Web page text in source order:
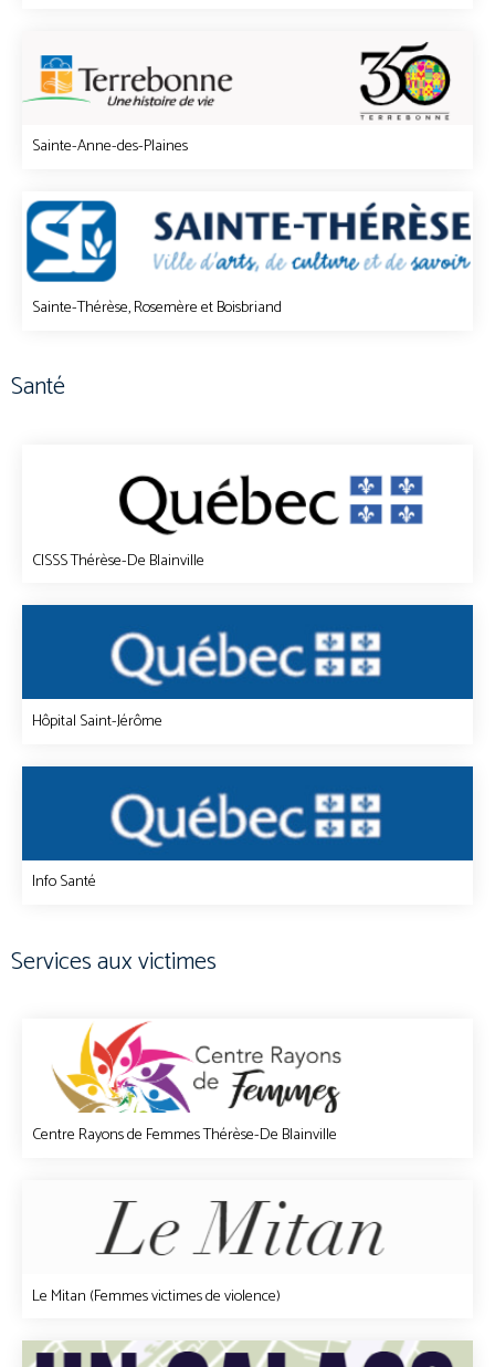
Sainte-Anne-des-Plaines
Sainte-Thérèse, Rosemère et Boisbriand
Santé
CISSS Thérèse-De Blainville
Hôpital Saint-Jérôme
Info Santé
Services aux victimes
Centre Rayons de Femmes Thérèse-De Blainville
Le Mitan (Femmes victimes de violence)